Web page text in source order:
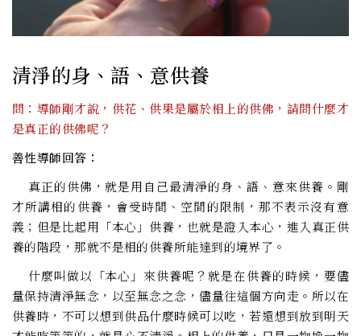
清淨的身、語、意供養
問：導師剛才說，供花、供果是屬於相上的供佛，請問什麼才
是真正的供佛呢？
善性導師回答：
真正的供佛，就是用自己最清淨的身、語、意來供養。剛
才所講相的供養，會受時間、空間的限制，那不表示沒有意
義；但是比起用「本心」供養，也就是證入本心，進入真正供
養的階段，那就不是相的供養所能達到的境界了。
什麼叫做以「本心」來供養呢？就是在供養的時候，要儘
量保持清淨無念，以至無念之念，儘量往這個方向走。所以在
供養時，不可以想到供品什麼時候可以吃，若還想到放到明天